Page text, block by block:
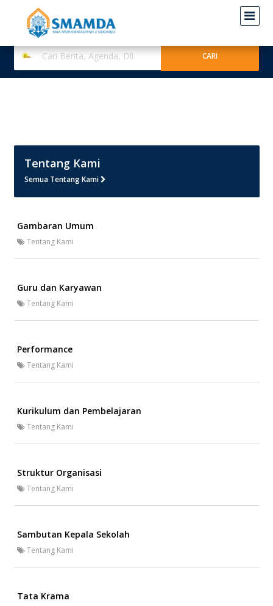
Tentang Kami
Semua Tentang Kami
Gambaran Umum
Tentang Kami
Guru dan Karyawan
Tentang Kami
Performance
Tentang Kami
Kurikulum dan Pembelajaran
Tentang Kami
Struktur Organisasi
Tentang Kami
Sambutan Kepala Sekolah
Tentang Kami
Tata Krama